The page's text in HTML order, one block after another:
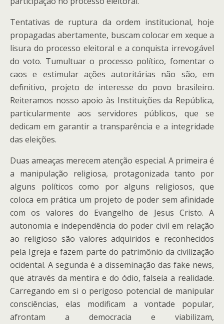
Tentativas de ruptura da ordem institucional, hoje
propagadas abertamente, buscam colocar em xeque a
lisura do processo eleitoral e a conquista irrevogável
do voto. Tumultuar o processo político, fomentar o
caos e estimular ações autoritárias não são, em
definitivo, projeto de interesse do povo brasileiro.
Reiteramos nosso apoio às Instituições da República,
particularmente aos servidores públicos, que se
dedicam em garantir a transparência e a integridade
das eleições.
Duas ameaças merecem atenção especial. A primeira é
a manipulação religiosa, protagonizada tanto por
alguns políticos como por alguns religiosos, que
coloca em prática um projeto de poder sem afinidade
com os valores do Evangelho de Jesus Cristo. A
autonomia e independência do poder civil em relação
ao religioso são valores adquiridos e reconhecidos
pela Igreja e fazem parte do patrimônio da civilização
ocidental. A segunda é a disseminação das fake news,
que através da mentira e do ódio, falseia a realidade.
Carregando em si o perigoso potencial de manipular
consciências, elas modificam a vontade popular,
afrontam a democracia e viabilizam,